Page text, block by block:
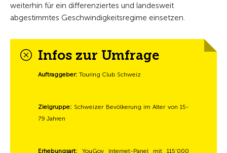
weiterhin für ein differenziertes und landesweit
abgestimmtes Geschwindigkeitsregime einsetzen.
Infos zur Umfrage
Auftraggeber: Touring Club Schweiz
Zielgruppe: Schweizer Bevölkerung im Alter von 15-
79 Jahren
Erhebungsart: YouGov Internet-Panel mit 115'000